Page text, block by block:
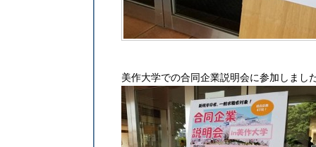
美作大学での合同企業説明会に参加しまし